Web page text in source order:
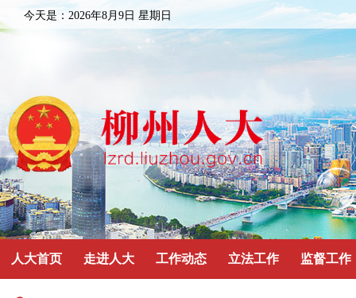
今天是： 2026年8月9日 星期日
人大首页 走进人大 工作动态 立法工作 监督工作